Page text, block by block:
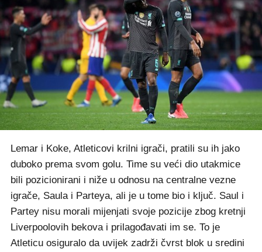
Lemar i Koke, Atleticovi krilni igrači, pratili su ih jako
duboko prema svom golu. Time su veći dio utakmice
bili pozicionirani i niže u odnosu na centralne vezne
igrače, Saula i Parteya, ali je u tome bio i ključ. Saul i
Partey nisu morali mijenjati svoje pozicije zbog kretnji
Liverpoolovih bekova i prilagođavati im se. To je
Atleticu osiguralo da uvijek zadrži čvrst blok u sredini